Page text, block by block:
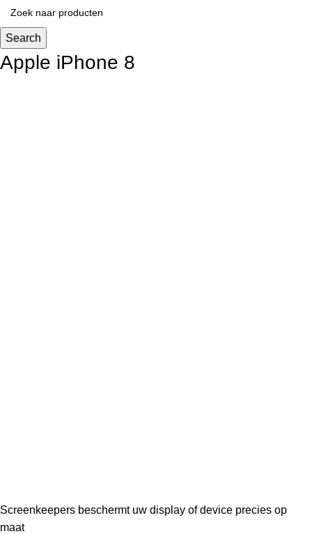
Search
Apple iPhone 8
Screenkeepers beschermt uw display of device precies op
maat